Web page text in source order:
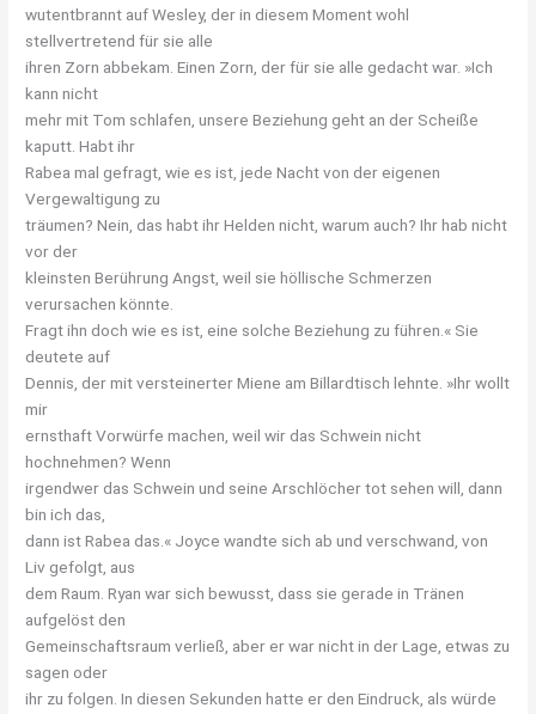
wutentbrannt auf Wesley, der in diesem Moment wohl
stellvertretend für sie alle
ihren Zorn abbekam. Einen Zorn, der für sie alle gedacht war. »Ich
kann nicht
mehr mit Tom schlafen, unsere Beziehung geht an der Scheiße
kaputt. Habt ihr
Rabea mal gefragt, wie es ist, jede Nacht von der eigenen
Vergewaltigung zu
träumen? Nein, das habt ihr Helden nicht, warum auch? Ihr hab nicht
vor der
kleinsten Berührung Angst, weil sie höllische Schmerzen
verursachen könnte.
Fragt ihn doch wie es ist, eine solche Beziehung zu führen.« Sie
deutete auf
Dennis, der mit versteinerter Miene am Billardtisch lehnte. »Ihr wollt
mir
ernsthaft Vorwürfe machen, weil wir das Schwein nicht
hochnehmen? Wenn
irgendwer das Schwein und seine Arschlöcher tot sehen will, dann
bin ich das,
dann ist Rabea das.« Joyce wandte sich ab und verschwand, von
Liv gefolgt, aus
dem Raum. Ryan war sich bewusst, dass sie gerade in Tränen
aufgelöst den
Gemeinschaftsraum verließ, aber er war nicht in der Lage, etwas zu
sagen oder
ihr zu folgen. In diesen Sekunden hatte er den Eindruck, als würde